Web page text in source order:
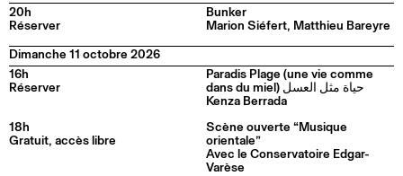
20h
Réserver
Bunker
Marion Siéfert, Matthieu Bareyre
Dimanche 11 octobre 2026
16h
Réserver
Paradis Plage (une vie comme
dans du miel) حياة مثل العسل
Kenza Berrada
18h
Gratuit, accès libre
Scène ouverte “Musique
orientale”
Avec le Conservatoire Edgar-
Varèse